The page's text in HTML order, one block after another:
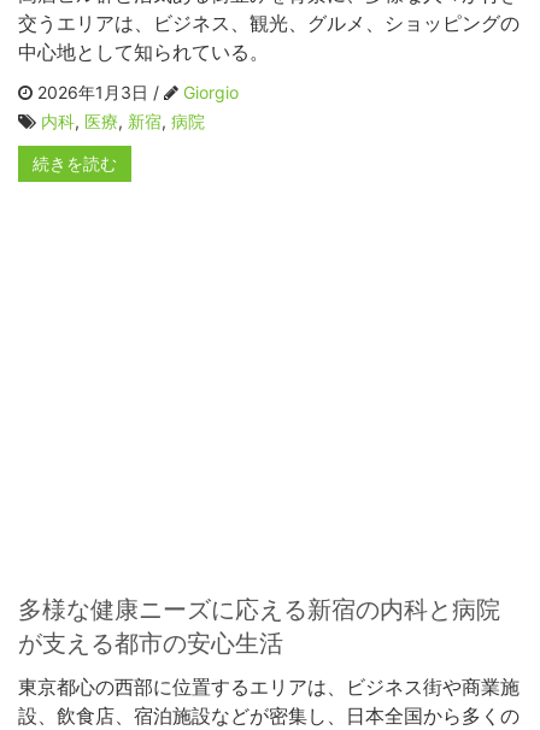
交うエリアは、ビジネス、観光、グルメ、ショッピングの
中心地として知られている。
2026年1月3日 /
Giorgio
内科, 医療, 新宿, 病院
続きを読む
多様な健康ニーズに応える新宿の内科と病院
が支える都市の安心生活
東京都心の西部に位置するエリアは、ビジネス街や商業施
設、飲食店、宿泊施設などが密集し、日本全国から多くの